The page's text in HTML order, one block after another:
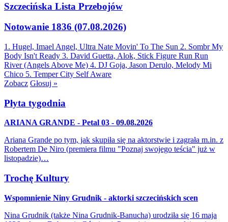
Szczecińska Lista Przebojów
Notowanie 1836 (07.08.2026)
1. Hugel, Imael Angel, Ultra Nate Movin' To The Sun 2. Sombr My
Body Isn't Ready 3. David Guetta, Alok, Stick Figure Run Run
River (Angels Above Me) 4. DJ Goja, Jason Derulo, Melody Mi
Chico 5. Temper City Self Aware
Zobacz Głosuj »
Płyta tygodnia
ARIANA GRANDE - Petal 03 - 09.08.2026
Ariana Grande po tym, jak skupiła się na aktorstwie i zagrała m.in. z
Robertem De Niro (premiera filmu "Poznaj swojego teścia" już w
listopadzie)…
Trochę Kultury
Wspomnienie Niny Grudnik - aktorki szczecińskich scen
Nina Grudnik (także Nina Grudnik-Banucha) urodziła się 16 maja